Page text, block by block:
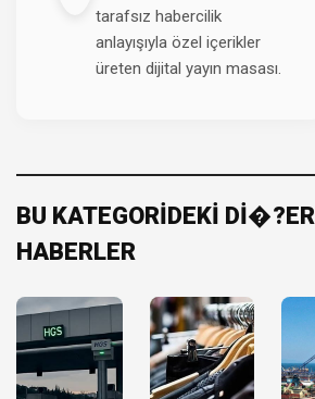
tarafsız habercilik
anlayışıyla özel içerikler
üreten dijital yayın masası.
BU KATEGORİDEKİ Dİ�?ER
HABERLER